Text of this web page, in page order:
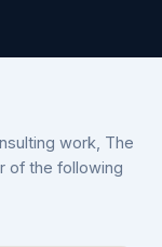
work, The
of the following